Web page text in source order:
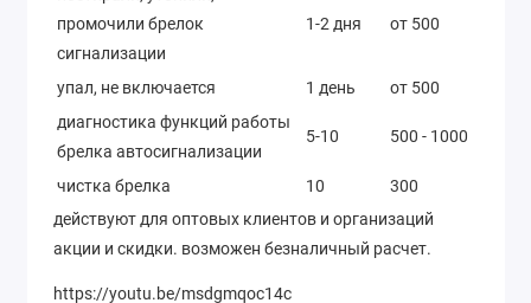
промочили брелок
сигнализации
1-2 дня от 500
упал, не включается 1 день
от 500
диагностика функций работы
брелка автосигнализации
5-10 500 - 1000
чистка брелка 10
300
действуют для оптовых клиентов и организаций
акции и скидки. возможен безналичный расчет.
https://youtu.be/msdgmqoc14c